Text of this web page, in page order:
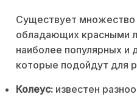
Существует множество
обладающих красными
наиболее популярных и
которые подойдут для
Колеус: известен